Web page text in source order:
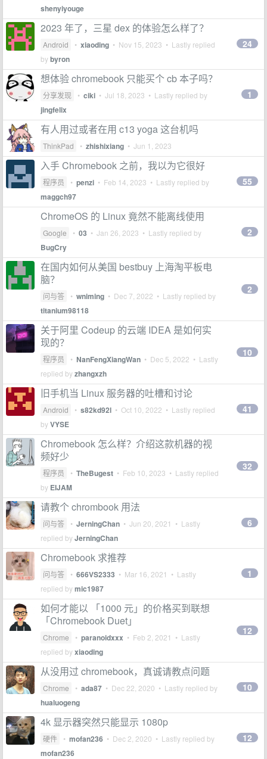
shenyiyouge
2023 年了，三星 dex 的体验怎么样了？
Android • xiaoding • Nov 15, 2023 • Lastly replied
bybyron
24
想体验 chromebook 只能买个 cb 本子吗？
分享发现 • ciki • Jul 18, 2023 • Lastly replied by
jingfelix
1
有人用过或者在用 c13 yoga 这台机吗
ThinkPad • zhishixiang • Jun 1, 2023
入手 Chromebook 之前，我以为它很好
程序员 • penzi • Feb 14, 2023 • Lastly replied by
maggch97
55
ChromeOS 的 Linux 竟然不能离线使用
Google • 03 • Jan 26, 2023 • Lastly replied by
BugCry
2
在国内如何从美国 bestbuy 上海淘平板电
脑？
问与答 • wniming • Dec 7, 2022 • Lastly replied by
titanium98118
2
关于阿里 Codeup 的云端 IDEA 是如何实
现的？
程序员 • NanFengXiangWan • Dec 5, 2022 • Lastly
replied byzhangxzh
10
旧手机当 Linux 服务器的吐槽和讨论
Android • s82kd92l • Oct 10, 2022 • Lastly replied
byVYSE
41
Chromebook 怎么样？介绍这款机器的视
频好少
程序员 • TheBugest • Feb 10, 2023 • Lastly replied
by EIJAM
32
请教个 chrombook 用法
问与答 • JerningChan • Jun 20, 2021 • Lastly
replied byJerningChan
6
Chromebook 求推荐
问与答 • 666VS2333 • Mar 16, 2021 • Lastly
replied bymic1987
1
如何才能以 「1000 元」的价格买到联想
「Chromebook Duet」
Chrome • paranoidxxx • Feb 2, 2021 • Lastly
replied byxiaoding
12
从没用过 chromebook，真诚请教点问题
Chrome • ada87 • Dec 22, 2020 • Lastly replied by
hualuogeng
10
4k 显示器突然只能显示 1080p
硬件 • mofan236 • Dec 2, 2020 • Lastly replied by
mofan236
12